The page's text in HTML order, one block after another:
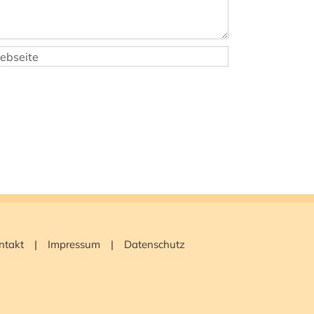
Impressum Datenschutz